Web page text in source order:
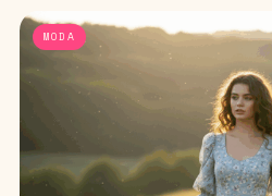
MODA